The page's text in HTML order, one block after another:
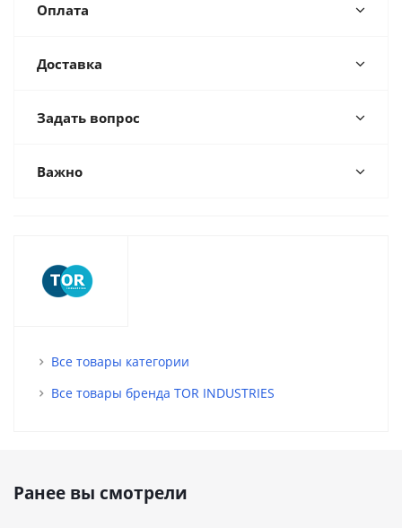
Оплата
Доставка
Задать вопрос
Важно
Все товары категории
Все товары бренда TOR INDUSTRIES
Ранее вы смотрели